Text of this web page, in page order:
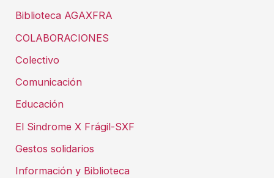
Biblioteca AGAXFRA
COLABORACIONES
Colectivo
Comunicación
Educación
El Sindrome X Frágil-SXF
Gestos solidarios
Información y Biblioteca